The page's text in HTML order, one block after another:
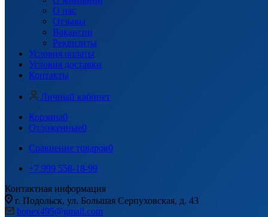
О нас
Отзывы
Вакансии
Реквизиты
Условия оплаты
Условия доставки
Контакты
Личный кабинет
Корзина0
Отложенные0
Сравнение товаров0
+7 999 558-18-99
Контактная информация
г. Подольск, ул. Большая Серпуховская, д. 43
honex495@gmail.com